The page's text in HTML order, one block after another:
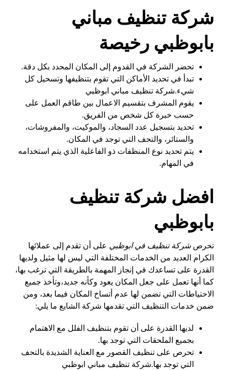
شركة تنظيف مباني
بابوظبي رخيصة
تحضر الشركة في القدوم إلى المكان المحدد بكل دقة.
تبدأ في تحديد الأماكن التي تقوم بتنظيفها وتسحيل كل
شيء.شركة تنظيف مباني ابوظبي
يقوم المشرف بتقسيم الاعمال بين طاقم العمل على
حسب خبرة كل شخص من الفريق.
تحديد بتسجيل عدد السجاد، والموكيت، والمفروشات،
والستائر، والتحف التي توجد في المكان.
يتم تحديد نوع المنظفات ذو الفاعلية الذي يتم استخدامه
في المهام.
افضل شركة تنظيف
بابوظبي
تحرصشركة تنظيف في ابوظبي على أن تقدم إلى عملائها
الكرام العديد من الخدمات المختلفة التي ليس لها مثيل ولديها
القدرة على تساعدك في إنجاز المهمة بالطريقة التي ترغب بها،
كما أنها تعمل على جعل المكان يعود وكأنه جديد،وتأخذ جميع
الاحتياطات التي تضمن لها عدم أتساخ المكان فيما بعد، ومن
ضمن خدمات التنظيف التي تقدمها شركة الشايع ما يلي:
لديها القدرة على أن تقوم بتنظيف الفلل مع الاهتمام
بجميع الملحقات التي توجد بها.
تحرص على تنظيف القصور مع العناية الشديدة بالتحف
التي توجد بها.شركة تنظيف مباني ابوظبي